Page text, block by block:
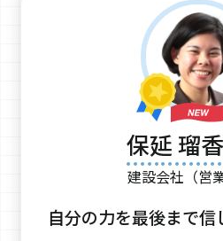
保延 瑠
建設会社（営
自分の力を最後まで信